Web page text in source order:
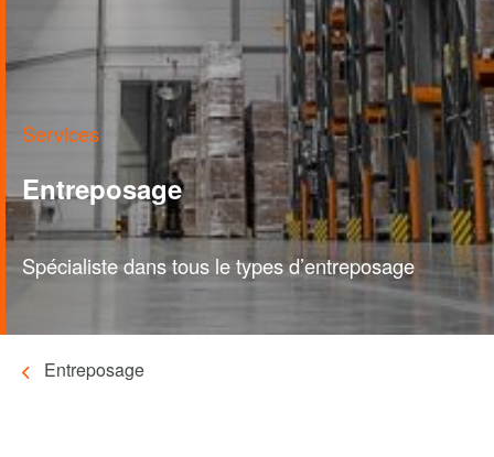
Services
Entreposage
Spécialiste dans tous le types d’entreposage
Entreposage